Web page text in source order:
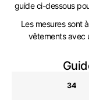
guide ci-dessous
Les mesures sont
vêtements avec
34